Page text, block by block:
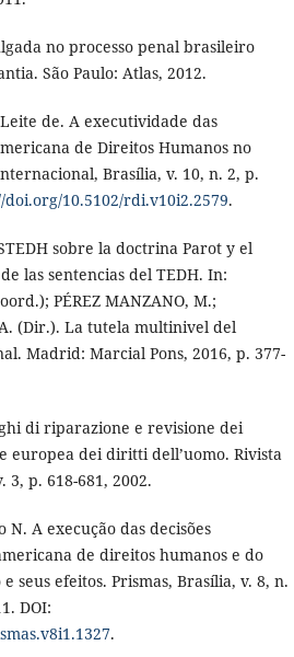
no processo penal brasileiro
São Paulo: Atlas, 2012.
de. A executividade das
de Direitos Humanos no
Brasília, v. 10, n. 2, p.
doi.org/10.5102/rdi.v10i2.2579.
sobre la doctrina Parot y el
las sentencias del TEDH. In:
PÉREZ MANZANO, M.;
A. (Dir.). La tutela multinivel del
Madrid: Marcial Pons, 2016, p. 377-
di riparazione e revisione dei
europea dei diritti dell’uomo. Rivista
p. 618-681, 2002.
N. A execução das decisões
de direitos humanos e do
seus efeitos. Prismas, Brasília, v. 8, n.
DOI:
.